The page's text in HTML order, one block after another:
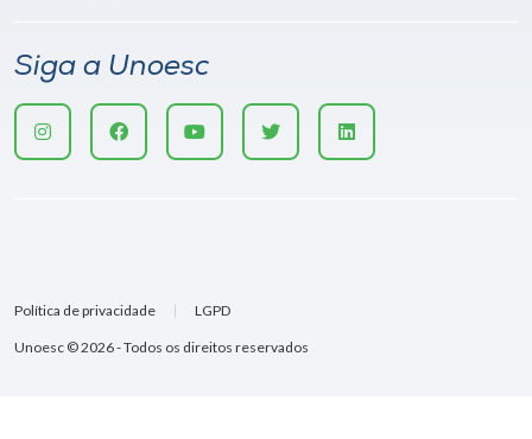
Siga a Unoesc
Unoesc © 2026 - Todos os direitos reservados
Política de privacidade LGPD